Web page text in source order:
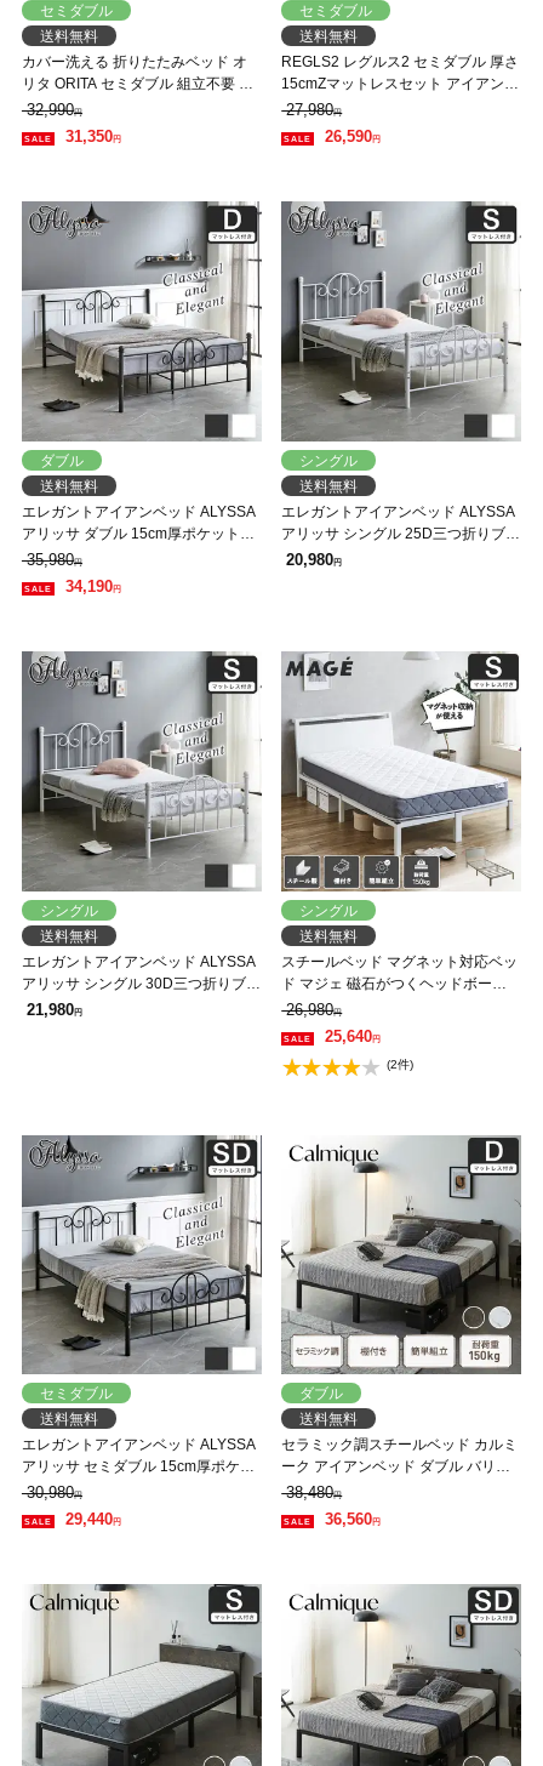
セミダブル
送料無料
カバー洗える 折りたたみベッド オ
リタ ORITA セミダブル 組立不要 完
成品 コンパクト 省スペース 折りた
たみ マットレス付 キャスター付 サ
イドポケット付
32,990円
31,350円
セミダブル
送料無料
REGLS2 レグルス2 セミダブル 厚さ
15cmZマットレスセット アイアンベ
ッド| パイプベッド すのこベッド ベ
ッドフレーム サンドブラウン
27,980円
26,590円
ダブル
送料無料
エレガントアイアンベッド ALYSSA
アリッサ ダブル 15cm厚ポケットコ
イルマットレスセット スチールベッ
ド アンティーク風 クラシカル 新生
活 一人暮らし
35,980円
34,190円
シングル
送料無料
エレガントアイアンベッド ALYSSA
アリッサ シングル 25D三つ折りブロ
ックウレタンマットレスセット スチ
20,980円
シングル
送料無料
エレガントアイアンベッド ALYSSA
アリッサ シングル 30D三つ折りブロ
ックウレタンマットレスセット スチ
21,980円
シングル
送料無料
スチールベッド マグネット対応ベッ
ド マジェ 磁石がつくヘッドボード
シングル バリューマットレス付 磁
石 マグネットスチールベッド
26,980円
25,640円
(2件)
セミダブル
送料無料
エレガントアイアンベッド ALYSSA
アリッサ セミダブル 15cm厚ポケッ
トコイルマットレスセット スチール
ベッド アンティーク風 クラシカル
新生活 一人暮らし
30,980円
29,440円
ダブル
送料無料
セラミック調スチールベッド カルミ
ーク アイアンベッド ダブル バリュ
ーマットレス付 スチールベッド ス
チールベッドフレーム
38,480円
36,560円